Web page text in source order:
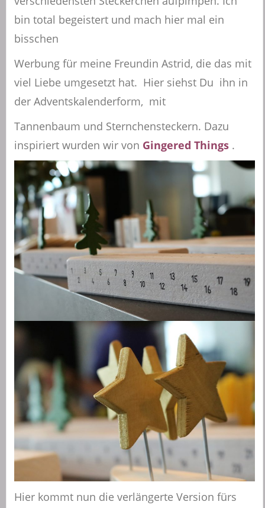
bin total begeistert und mach hier mal ein
bisschen
Werbung für meine Freundin Astrid, die das mit
viel Liebe umgesetzt hat. Hier siehst Du ihn in
der Adventskalenderform, mit
Tannenbaum und Sternchensteckern. Dazu
inspiriert wurden wir von Gingered Things.
Hier kommt nun die verlängerte Version fürs